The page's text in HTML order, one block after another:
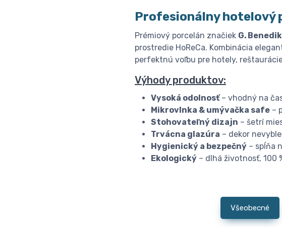
Profesionálny hotelový
Prémiový porcelán značiek G.
prostredie HoReCa. Kombinácia
perfektnú voľbu pre hotely,
Výhody produktov:
Vysoká odolnosť– vhodný na
Mikrovlnka & umývačka safe –
Stohovateľný dizajn – šetrí
Trvácna glazúra – dekor
Hygienický a bezpečný – spĺňa
Ekologický – dlhá životnosť, 100
Všeobecné